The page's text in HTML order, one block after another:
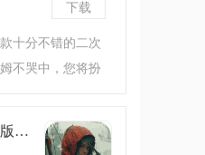
下载
十分不错的二次
不哭中，您将扮
与智慧，您将带
我在末世开超市新秩序游戏最新版v2.0 官方版